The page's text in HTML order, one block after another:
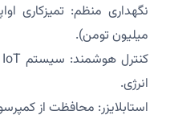
میلیون تومن).
انرژی.
استابلایزر: محافظت از